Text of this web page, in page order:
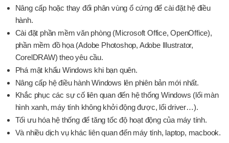
Nâng cấp hoặc thay đổi phân vùng ổ cứng để cài đặt hệ điều
hành.
Cài đặt phần mềm văn phòng (Microsoft Office, OpenOffice),
phần mềm đồ họa (Adobe Photoshop, Adobe Illustrator,
CorelDRAW) theo yêu cầu.
Phá mật khẩu Windows khi bạn quên.
Nâng cấp hệ điều hành Windows lên phiên bản mới nhất.
Khắc phục các sự cố liên quan đến hệ thống Windows (lổi màn
hình xanh, máy tính không khởi động được, lổi driver…).
Tối ưu hóa hệ thống để tăng tốc độ hoạt động của máy tính.
Và nhiều dịch vụ khác liên quan đến máy tính, laptop, macbook.